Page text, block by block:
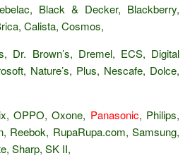
Black & Decker, Blackberry,
Calista, Cosmos,
Dr. Brown’s, Dremel, ECS, Digital
Nature’s, Plus, Nescafe, Dolce,
OPPO, Oxone, Panasonic, Philips,
Reebok, RupaRupa.com, Samsung,
Sharp, SK II,